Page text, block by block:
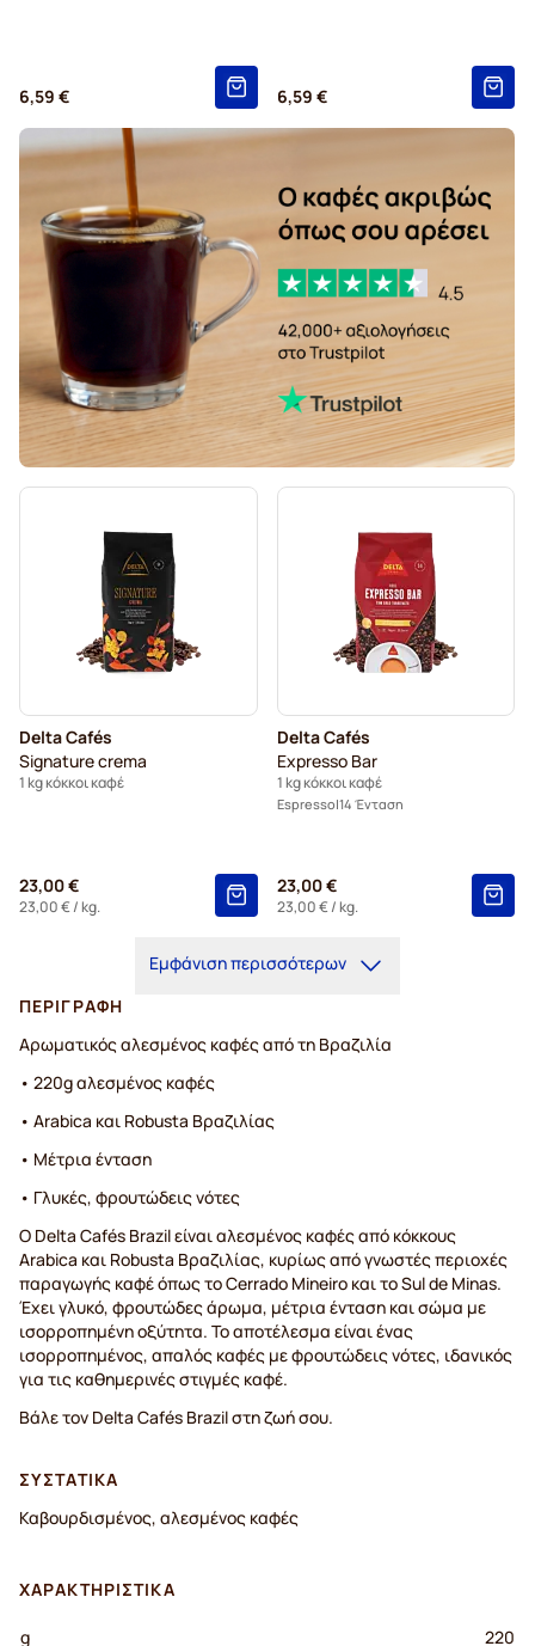
6,59 € 6,59 €
Delta Cafés
Signature crema
1 kg κόκκοι καφέ
23,00 €
23,00 €/ kg.
Delta Cafés
Expresso Bar
1 kg κόκκοι καφέ
Espresso 14 Ένταση
23,00 €
23,00 €/ kg.
Εμφάνιση περισσότερων
ΠΕΡΙΓΡΑΦΉ
Αρωματικός αλεσμένος καφές από τη Βραζιλία
• 220g αλεσμένος καφές
• Arabica και Robusta Βραζιλίας
• Μέτρια ένταση
• Γλυκές, φρουτώδεις νότες
Ο Delta Cafés Brazil είναι αλεσμένος καφές από κόκκους
Arabica και Robusta Βραζιλίας, κυρίως από γνωστές περιοχές
παραγωγής καφέ όπως το Cerrado Mineiro και το Sul de Minas.
Έχει γλυκό, φρουτώδες άρωμα, μέτρια ένταση και σώμα με
ισορροπημένη οξύτητα. Το αποτέλεσμα είναι ένας
ισορροπημένος, απαλός καφές με φρουτώδεις νότες, ιδανικός
για τις καθημερινές στιγμές καφέ.
Βάλε τον Delta Cafés Brazil στη ζωή σου.
ΣΥΣΤΑΤΙΚΆ
Καβουρδισμένος, αλεσμένος καφές
ΧΑΡΑΚΤΗΡΙΣΤΙΚΆ
g
220